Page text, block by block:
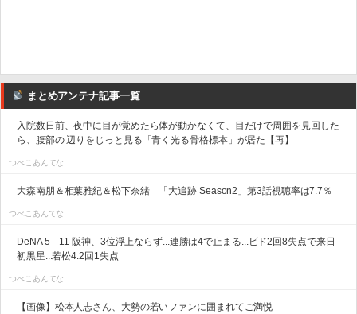
まとめアンテナ記事一覧
入院数日前、夜中に目が覚めたら体が動かなくて、目だけで周囲を見回した
ら、腹部の 辺りをじっと見る「青く光る骨格標本」が居た【再】
つべこあんてな
大森南朋＆相葉雅紀＆松下奈緒 「大追跡 Season2」第3話視聴率は7.7％
つべこあんてな
DeNA 5－11 阪神、3位浮上ならず...連勝は4で止まる...ビド2回8失点で来日
初黒星...若松4.2回1失点
つべこあんてな
【画像】松本人志さん、大勢の若いファンに囲まれてご満悦